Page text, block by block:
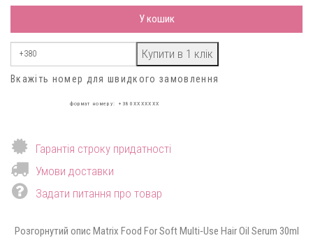
У кошик
Вкажіть номер для швидкого замовлення
формат номеру: +380XXXXXXX
Гарантія строку придатності
Умови доставки
Задати питання про товар
Розгорнутий опис Matrix Food For Soft Multi‑Use Hair Oil Serum 30ml